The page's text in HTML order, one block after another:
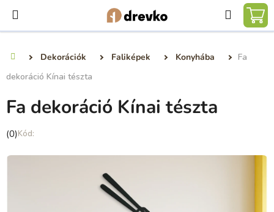
fő
Dekorációk Faliképek Konyhába
Fa
dekoráció Kínai tészta
Fa dekoráció Kínai tészta
A
átlagos
(0)